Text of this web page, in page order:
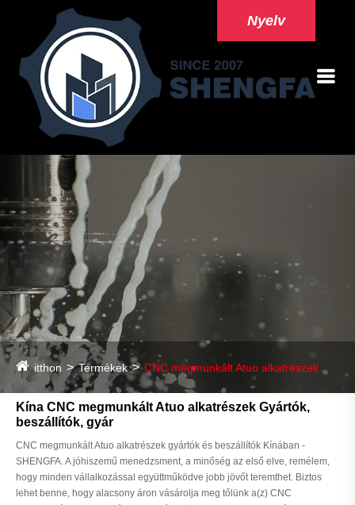
Nyelv
itthon Termékek CNC megmunkált Atuo alkatrészek
Kína CNC megmunkált Atuo alkatrészek Gyártók,
beszállítók, gyár
CNC megmunkált Atuo alkatrészek gyártók és beszállítók Kínában -
SHENGFA. A jóhiszemű menedzsment, a minőség az első elve, remélem,
hogy minden vállalkozással együttműködve jobb jövőt teremthet. Biztos
lehet benne, hogy alacsony áron vásárolja meg tőlünk a(z) CNC